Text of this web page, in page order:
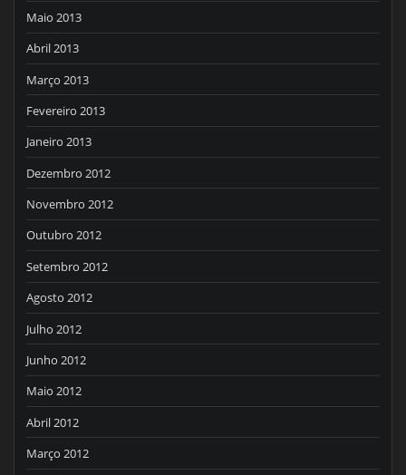
Maio 2013
Abril 2013
Março 2013
Fevereiro 2013
Janeiro 2013
Dezembro 2012
Novembro 2012
Outubro 2012
Setembro 2012
Agosto 2012
Julho 2012
Junho 2012
Maio 2012
Abril 2012
Março 2012